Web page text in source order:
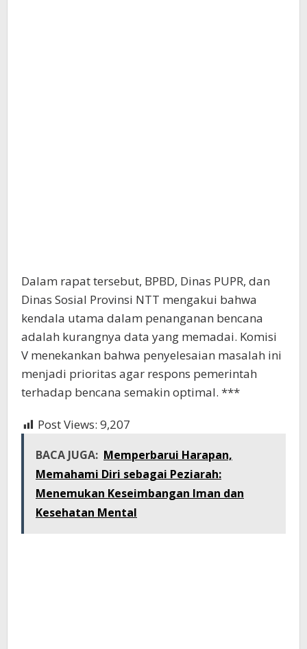
Dalam rapat tersebut, BPBD, Dinas PUPR, dan
Dinas Sosial Provinsi NTT mengakui bahwa
kendala utama dalam penanganan bencana
adalah kurangnya data yang memadai. Komisi
V menekankan bahwa penyelesaian masalah ini
menjadi prioritas agar respons pemerintah
terhadap bencana semakin optimal. ***
Post Views: 9,207
BACA JUGA: Memperbarui Harapan,
Memahami Diri sebagai Peziarah:
Menemukan Keseimbangan Iman dan
Kesehatan Mental